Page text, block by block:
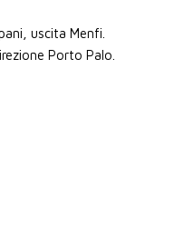
uscita Menfi.
Porto Palo.